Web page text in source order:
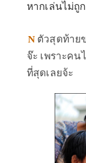
หากเล่นไม่ถู
N ตัวสุดท้าย
จ๊ะ เพราะคน
ที่สุดเลยจ้ะ